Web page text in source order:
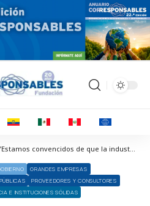
Corresponsables > Entrevistas > ”Estamos convencidos de que la industria química o es sostenible, segura y fiable, o no será”
GRANDES EMPRESAS
PROVEEDORES Y CONSULTORES
E INSTITUCIONES SÓLIDAS